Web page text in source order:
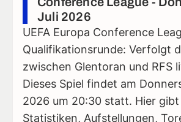
Juli 2026
UEFA Europa Conference
Qualifikationsrunde: Verfolgt
zwischen Glentoran und RFS
Dieses Spiel findet am
2026 um 20:30 statt. Hier gibt
Statistiken, Aufstellungen,